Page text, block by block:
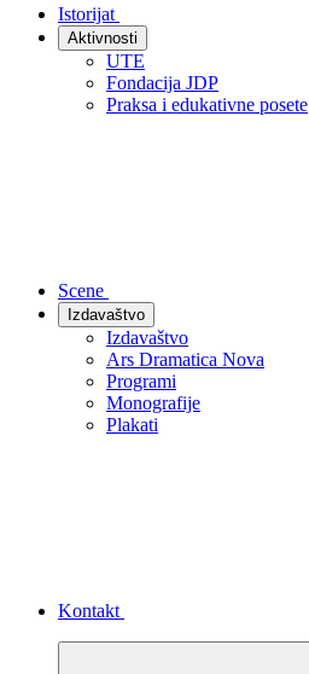
Istorijat
Aktivnosti
UTE
Fondacija JDP
Praksa i edukativne posete
Scene
Izdavaštvo
Izdavaštvo
Ars Dramatica Nova
Programi
Monografije
Plakati
Kontakt